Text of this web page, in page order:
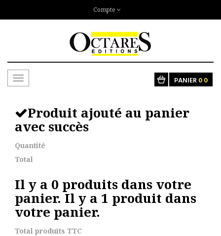
Compte
Toggle
PANIER00
Produit ajouté au panier
avec succès
Quantité
Total
Il y a 0 produits dans votre
panier.Il y a 1 produit dans
votre panier.
Total produits TTC